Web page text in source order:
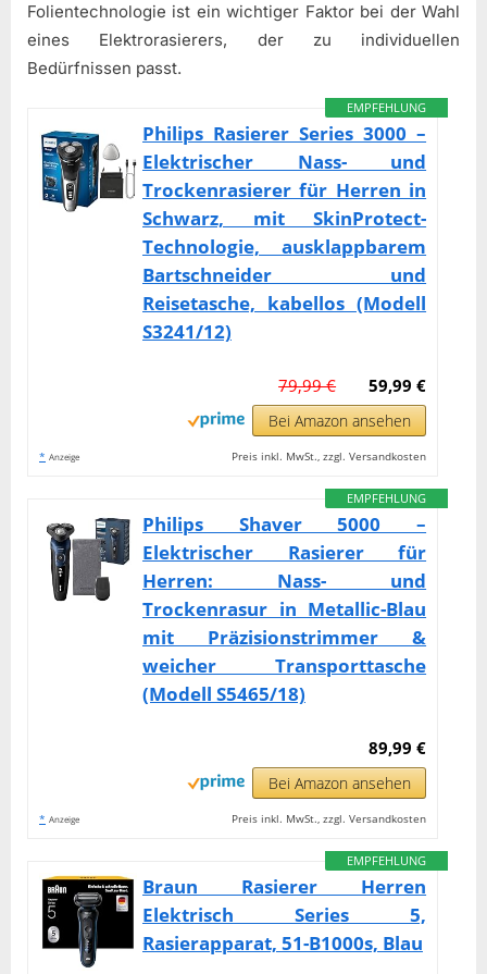
Folientechnologie ist ein wichtiger Faktor bei der Wahl
eines Elektrorasierers, der zu individuellen
Bedürfnissen passt.
EMPFEHLUNG
Philips Rasierer Series 3000 –
Elektrischer Nass- und
Trockenrasierer für Herren in
Schwarz, mit SkinProtect-
Technologie, ausklappbarem
Bartschneider und
Reisetasche, kabellos (Modell
S3241/12)
59,99 €
79,99 €
Bei Amazon ansehen
* Anzeige Preis inkl. MwSt., zzgl. Versandkosten
EMPFEHLUNG
Philips Shaver 5000 –
Elektrischer Rasierer für
Herren: Nass- und
Trockenrasur in Metallic-Blau
mit Präzisionstrimmer &
weicher Transporttasche
(Modell S5465/18)
89,99 €
Bei Amazon ansehen
* Anzeige Preis inkl. MwSt., zzgl. Versandkosten
EMPFEHLUNG
Braun Rasierer Herren
Elektrisch Series 5,
Rasierapparat, 51-B1000s, Blau